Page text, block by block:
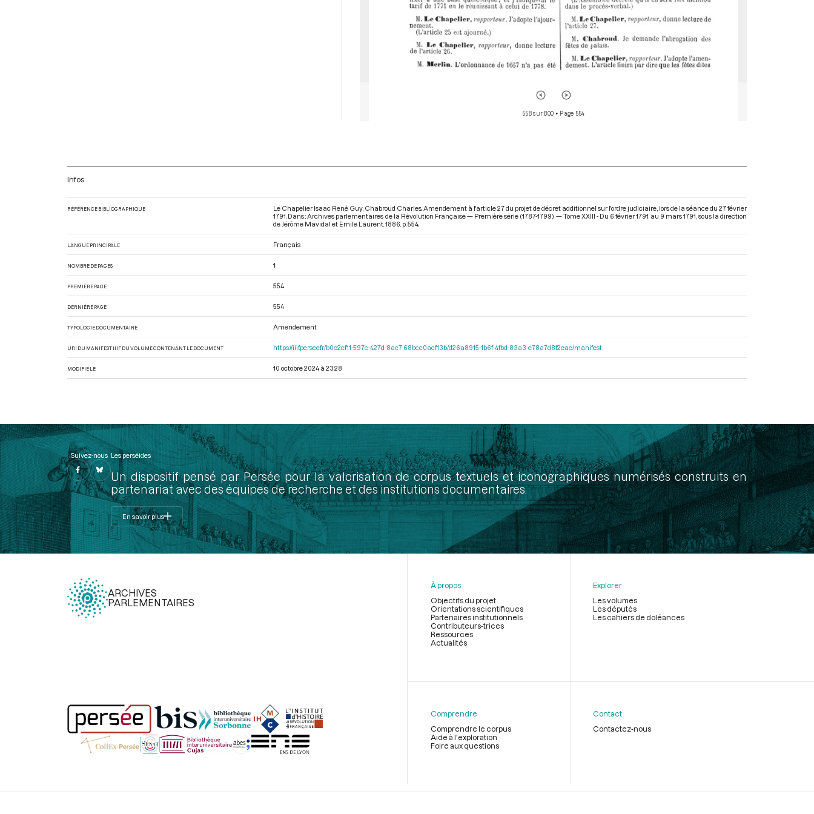
558 sur 800 • Page 554
Infos
RÉFÉRENCE BIBLIOGRAPHIQUE
Le Chapelier Isaac René Guy, Chabroud Charles. Amendement à l'article 27 du projet de décret additionnel sur l'ordre judiciaire, lors de la séance du 27 février
1791. Dans : Archives parlementaires de la Révolution Française — Première série (1787-1799) — Tome XXIII - Du 6 février 1791 au 9 mars 1791 , sous la direction
de Jérôme Mavidal et Emile Laurent. 1886. p. 554.
LANGUE PRINCIPALE Français
NOMBRE DE PAGES 1
PREMIÈRE PAGE 554
DERNIÈRE PAGE 554
TYPOLOGIE DOCUMENTAIRE Amendement
URI DU MANIFEST IIIF DU VOLUME CONTENANT LE DOCUMENT https://iiif.persee.fr/b0e2cf11-597c-427d-8ac7-68bcc0acf13b/d26a8915-1b6f-4fbd-83a3-e78a7d8f2eae/manifest
MODIFIÉ LE 10 octobre 2024 à 23:28
Suivez-nous Les perséides
Un dispositif pensé par Persée pour la valorisation de corpus textuels et iconographiques numérisés construits en
partenariat avec des équipes de recherche et des institutions documentaires.
En savoir plus
ARCHIVES
PARLEMENTAIRES
page
À propos
Objectifs du projet
Orientations scientifiques
Partenaires institutionnels
Contributeurs-trices
Ressources
Actualités
Explorer
Les volumes
Les députés
Les cahiers de doléances
Comprendre
Comprendre le corpus
Aide à l'exploration
Foire aux questions
Contact
Contactez-nous
Légal